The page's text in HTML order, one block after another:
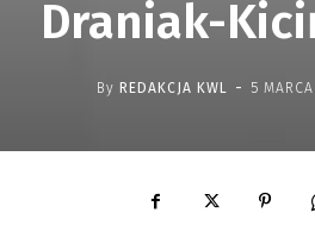
Draniak-
By REDAKCJA KWL - 5